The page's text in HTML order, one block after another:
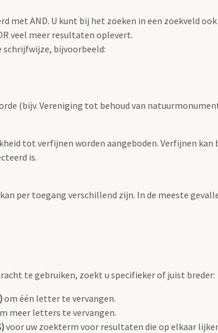
AND. U kunt bij het zoeken in een zoekveld
veel meer resultaten oplevert.
schrijfwijze, bijvoorbeeld:
(bijv. Vereniging tot behoud van
tot verfijnen worden aangeboden. Verfijnen
is.
per toegang verschillend zijn. In de meeste
te gebruiken, zoekt u specifieker of juist breder:
om één letter te vervangen.
meer letters te vervangen.
voor uw zoekterm voor resultaten die op elkaar